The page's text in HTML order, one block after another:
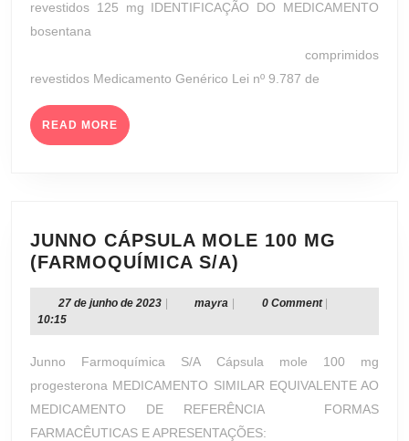
CILAG
LTDA.)
revestidos 125 mg IDENTIFICAÇÃO DO MEDICAMENTO
bosentana
comprimidos
revestidos Medicamento Genérico Lei nº 9.787 de
READ MORE READ
MORE
JUNNO CÁPSULA MOLE 100 MG
(FARMOQUÍMICA S/A)
CÁPSULA
MOLE
(FARMOQUÍMICA
S/A)
27 de junho de 202327
junho
2023
mayra mayra 0 Comment
10:15
Junno Farmoquímica S/A Cápsula mole 100 mg
progesterona MEDICAMENTO SIMILAR EQUIVALENTE AO
MEDICAMENTO DE REFERÊNCIA FORMAS
FARMACÊUTICAS E APRESENTAÇÕES: